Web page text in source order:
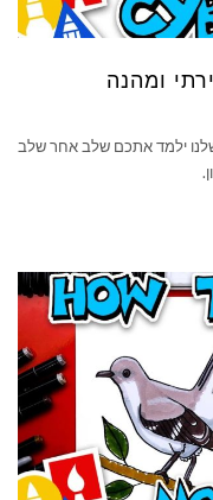
ומהנה
שלנו ילמד אתכם שלב אחר שלב